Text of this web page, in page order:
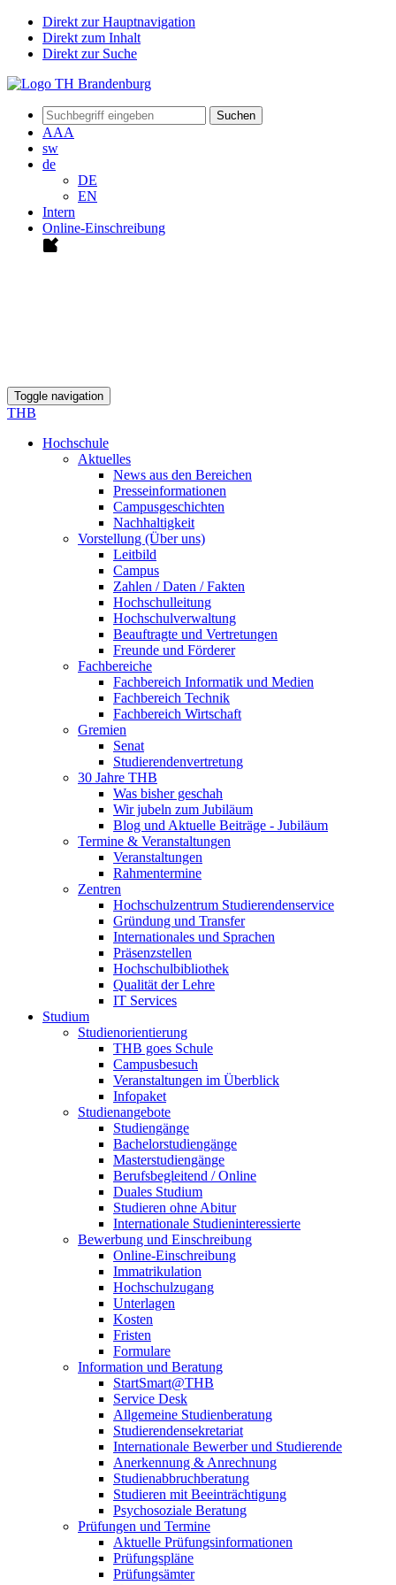
Direkt zur Hauptnavigation
Direkt zum Inhalt
Direkt zur Suche
Suchen
AAA
sw
de
DE
EN
Intern
Online-Einschreibung
Toggle navigation
THB
Hochschule
Aktuelles
News aus den Bereichen
Presseinformationen
Campusgeschichten
Nachhaltigkeit
Vorstellung (Über uns)
Leitbild
Campus
Zahlen / Daten / Fakten
Hochschulleitung
Hochschulverwaltung
Beauftragte und Vertretungen
Freunde und Förderer
Fachbereiche
Fachbereich Informatik und Medien
Fachbereich Technik
Fachbereich Wirtschaft
Gremien
Senat
Studierendenvertretung
30 Jahre THB
Was bisher geschah
Wir jubeln zum Jubiläum
Blog und Aktuelle Beiträge - Jubiläum
Termine & Veranstaltungen
Veranstaltungen
Rahmentermine
Zentren
Hochschulzentrum Studierendenservice
Gründung und Transfer
Internationales und Sprachen
Präsenzstellen
Hochschulbibliothek
Qualität der Lehre
IT Services
Studium
Studienorientierung
THB goes Schule
Campusbesuch
Veranstaltungen im Überblick
Infopaket
Studienangebote
Studiengänge
Bachelorstudiengänge
Masterstudiengänge
Berufsbegleitend / Online
Duales Studium
Studieren ohne Abitur
Internationale Studieninteressierte
Bewerbung und Einschreibung
Online-Einschreibung
Immatrikulation
Hochschulzugang
Unterlagen
Kosten
Fristen
Formulare
Information und Beratung
StartSmart@THB
Service Desk
Allgemeine Studienberatung
Studierendensekretariat
Internationale Bewerber und Studierende
Anerkennung & Anrechnung
Studienabbruchberatung
Studieren mit Beeinträchtigung
Psychosoziale Beratung
Prüfungen und Termine
Aktuelle Prüfungsinformationen
Prüfungspläne
Prüfungsämter